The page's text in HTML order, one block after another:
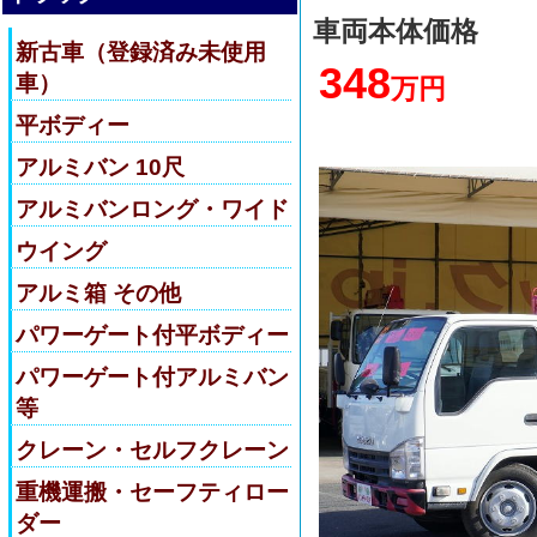
新古車（登録済み未使用
車）
平ボディー
アルミバン 10尺
アルミバンロング・ワイド
ウイング
アルミ箱 その他
パワーゲート付平ボディー
パワーゲート付アルミバン
等
クレーン・セルフクレーン
重機運搬・セーフティロー
ダー
車両本体価格
348万円